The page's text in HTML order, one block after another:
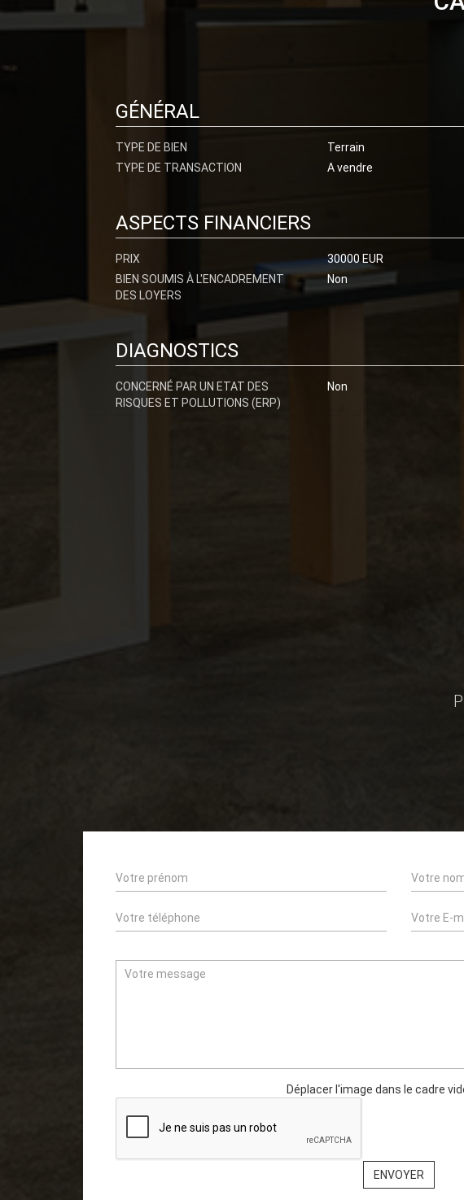
GÉNÉRAL
TYPE DE BIEN
Terrain
TYPE DE TRANSACTION
A vendre
ASPECTS FINANCIERS
PRIX
30000 EUR
BIEN SOUMIS À L'ENCADREMENT
DES LOYERS
Non
DIAGNOSTICS
CONCERNÉ PAR UN ETAT DES
RISQUES ET POLLUTIONS (ERP)
Non
Déplacer l'image dans le cadre
ENVOYER